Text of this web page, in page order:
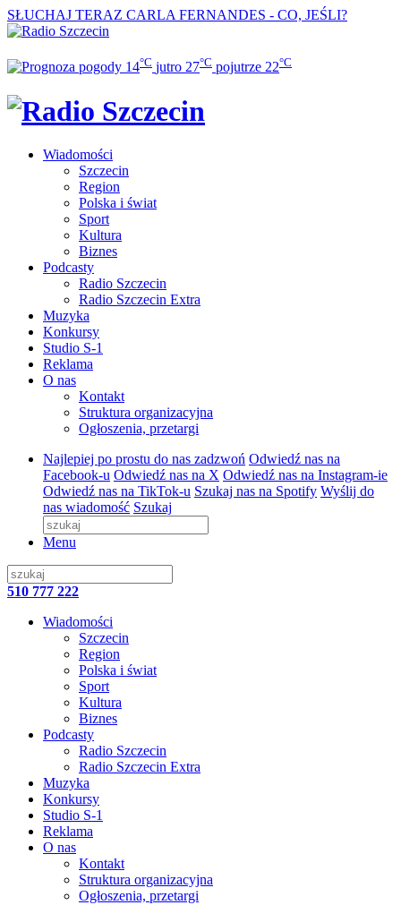
SŁUCHAJ TERAZ CARLA FERNANDES - CO, JEŚLI?
14°C jutro 27°C pojutrze 22°C
Wiadomości
Szczecin
Region
Polska i świat
Sport
Kultura
Biznes
Podcasty
Radio Szczecin
Radio Szczecin Extra
Muzyka
Konkursy
Studio S-1
Reklama
O nas
Kontakt
Struktura organizacyjna
Ogłoszenia, przetargi
Najlepiej po prostu do nas zadzwoń Odwiedź nas na
Facebook-u Odwiedź nas na X Odwiedź nas na Instagram-ie
Odwiedź nas na TikTok-u Szukaj nas na Spotify Wyślij do
nas wiadomość Szukaj
Menu
510 777 222
Wiadomości
Szczecin
Region
Polska i świat
Sport
Kultura
Biznes
Podcasty
Radio Szczecin
Radio Szczecin Extra
Muzyka
Konkursy
Studio S-1
Reklama
O nas
Kontakt
Struktura organizacyjna
Ogłoszenia, przetargi